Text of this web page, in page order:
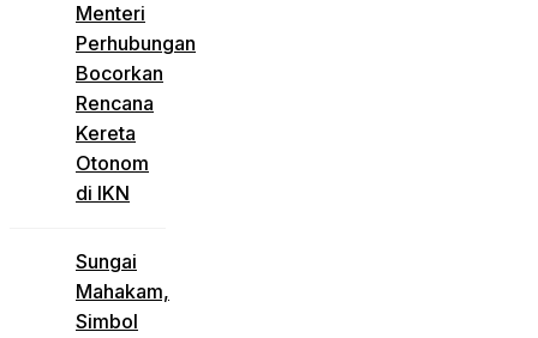
Menteri
Perhubungan
Bocorkan
Rencana
Kereta
Otonom
di IKN
Sungai
Mahakam,
Simbol